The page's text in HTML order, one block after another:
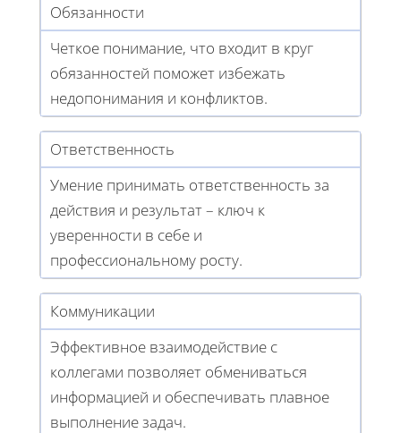
Обязанности
Четкое понимание, что входит в круг
обязанностей поможет избежать
недопонимания и конфликтов.
Ответственность
Умение принимать ответственность за
действия и результат – ключ к
уверенности в себе и
профессиональному росту.
Коммуникации
Эффективное взаимодействие с
коллегами позволяет обмениваться
информацией и обеспечивать плавное
выполнение задач.